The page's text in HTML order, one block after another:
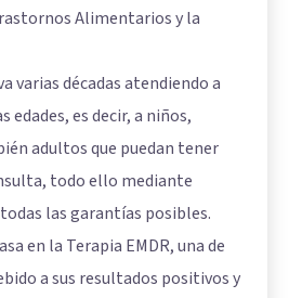
Alimentarios y la
varias décadas atendiendo a
edades, es decir, a niños,
adultos que puedan tener
todo ello mediante
las garantías posibles.
en la Terapia EMDR, una de
a sus resultados positivos y